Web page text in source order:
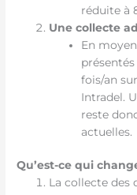
réduite à
Une collecte
En
fois/an
Intradel.
reste
actuelles.
Qu’est-ce qui
La collecte des